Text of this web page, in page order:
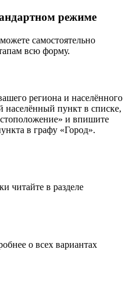
режиме
самостоятельно
всю форму.
региона и населённого
пункт в списке,
и впишите
в графу «Город».
читайте в разделе
о всех вариантах